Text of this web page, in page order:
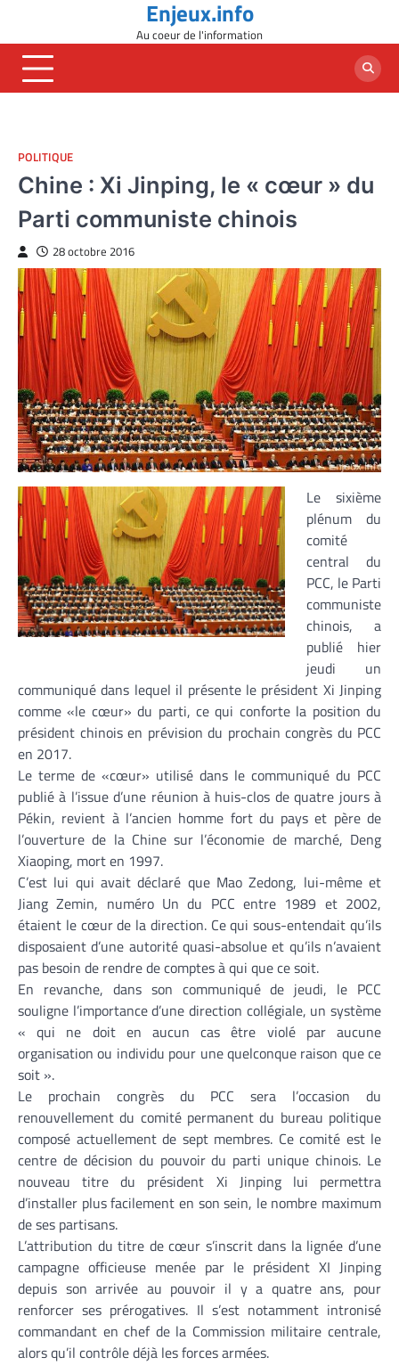
content
Enjeux.info
Au coeur de l'information
POLITIQUE
Chine : Xi Jinping, le « cœur » du
Parti communiste chinois
28 octobre 2016
Le sixième
plénum du
comité
central du
PCC, le Parti
communiste
chinois, a
publié hier
jeudi un
communiqué dans lequel il présente le président Xi Jinping
comme «le cœur» du parti, ce qui conforte la position du
président chinois en prévision du prochain congrès du PCC
en 2017.
Le terme de «cœur» utilisé dans le communiqué du PCC
publié à l’issue d’une réunion à huis-clos de quatre jours à
Pékin, revient à l’ancien homme fort du pays et père de
l’ouverture de la Chine sur l’économie de marché, Deng
Xiaoping, mort en 1997.
C’est lui qui avait déclaré que Mao Zedong, lui-même et
Jiang Zemin, numéro Un du PCC entre 1989 et 2002,
étaient le cœur de la direction. Ce qui sous-entendait qu’ils
disposaient d’une autorité quasi-absolue et qu’ils n’avaient
pas besoin de rendre de comptes à qui que ce soit.
En revanche, dans son communiqué de jeudi, le PCC
souligne l’importance d’une direction collégiale, un système
« qui ne doit en aucun cas être violé par aucune
organisation ou individu pour une quelconque raison que ce
soit ».
Le prochain congrès du PCC sera l’occasion du
renouvellement du comité permanent du bureau politique
composé actuellement de sept membres. Ce comité est le
centre de décision du pouvoir du parti unique chinois. Le
nouveau titre du président Xi Jinping lui permettra
d’installer plus facilement en son sein, le nombre maximum
de ses partisans.
L’attribution du titre de cœur s’inscrit dans la lignée d’une
campagne officieuse menée par le président XI Jinping
depuis son arrivée au pouvoir il y a quatre ans, pour
renforcer ses prérogatives. Il s’est notamment intronisé
commandant en chef de la Commission militaire centrale,
alors qu’il contrôle déjà les forces armées.